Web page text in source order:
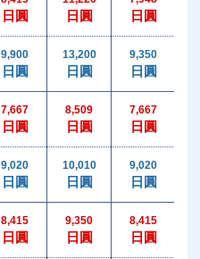
日圓 日圓 日圓
9,900
日圓
13,200
日圓
9,350
日圓
7,667
日圓
8,509
日圓
7,667
日圓
9,020
日圓
10,010
日圓
9,020
日圓
8,415
日圓
9,350
日圓
8,415
日圓